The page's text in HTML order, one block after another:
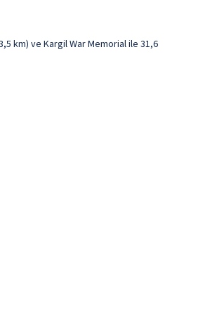
km) ve Kargil War Memorial ile 31,6